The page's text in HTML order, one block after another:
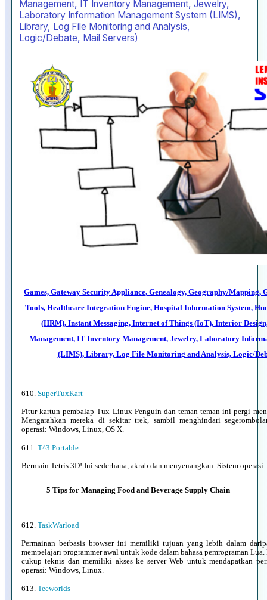
Management, IT Inventory Management, Jewelry,
Laboratory Information Management System (LIMS),
Library, Log File Monitoring and Analysis,
Logic/Debate, Mail Servers)
Games, Gateway Security Appliance, Genealogy, Geography/
Tools, Healthcare Integration Engine, Hospital Information System,
(HRM), Instant Messaging, Internet of Things (IoT), Interior
Management, IT Inventory Management, Jewelry, Laboratory
(LIMS), Library, Log File Monitoring and Analysis, Logic/
610. SuperTuxKart
Fitur kartun pembalap Tux Linux Penguin dan teman-teman ini pergi
Mengarahkan mereka di sekitar trek, sambil menghindari
operasi: Windows, Linux, OS X.
611. T^3 Portable
Bermain Tetris 3D! Ini sederhana, akrab dan menyenangkan. Sistem
5 Tips for Managing Food and Beverage Supply Chain
612. TaskWarload
Permainan berbasis browser ini memiliki tujuan yang lebih dalam
mempelajari programmer awal untuk kode dalam bahasa pemrograman
cukup teknis dan memiliki akses ke server Web untuk mendapatkan
operasi: Windows, Linux.
613. Teeworlds